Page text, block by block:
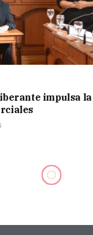
impulsa